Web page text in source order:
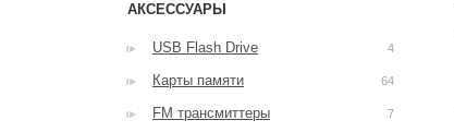
АКСЕССУАРЫ
USB Flash Drive 4
Карты памяти 64
FM трансмиттеры 7